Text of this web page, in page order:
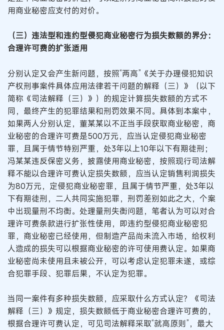
用商业秘密应支付的对价。
（三）违法型和违约型侵犯商业秘密行为损失数额的界分：
合理许可费的扩张适用
分别认定又会产生新问题，按照“两高”《关于办理侵犯知识
产权刑事案件具体应用法律若干问题的解释（三）》（以下
简称《司法解释（三）》）的规定计算损失数额的方式不
同，最终产生的犯罪结果和刑罚效果不同。具体到本案中，
如果两人分别认定，董某某以不正当手段获取商业秘密，商
业秘密的合理许可费是500万元，应当认定侵犯商业秘密
罪，且属于情节特别严重，处3年以上10年以下有期徒刑；
冯某某违反保密义务，披露使用商业秘密，按照现行司法解
释不能以合理许可费认定损失数额，应当认定销售利润损失
为80万元，定侵犯商业秘密罪，且属于情节严重，处3年以
下有期徒刑，二人共同实施犯罪，刑罚差别如此之大，个案
中出现量刑不均衡。处理量刑失衡问题，笔者认为可以对合
理许可费条款进行扩张性使用，即违约型侵犯商业秘密犯
罪，商业秘密已经使用，但制造产品尚未流入市场，给权利
人造成的损失可以根据商业秘密的许可使用费认定。如果商
业秘密尚未使用且未被公开，可以考虑认定犯罪未遂，或综
合犯罪手段、犯罪后果，不认定为犯罪。
当同一案件有多种损失数额，应采取什么方式认定？《司法
解释（三）》规定，损失数额低于商业秘密合理许可费的，
根据合理许可费认定，可见司法解释采取“就高原则”，最大